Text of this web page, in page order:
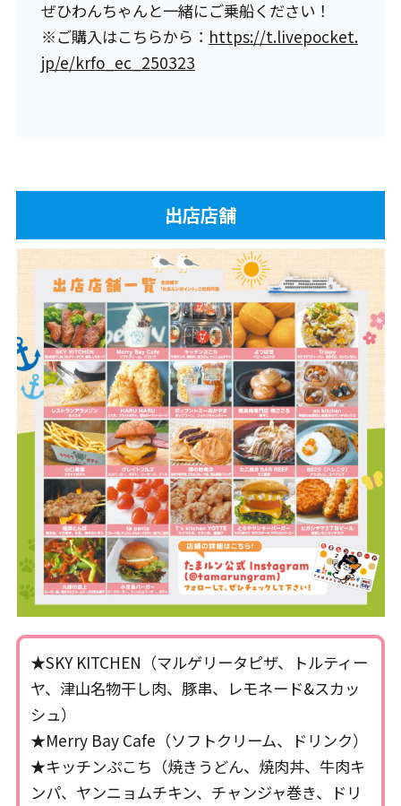
ぜひわんちゃんと一緒にご乗船ください！
※ご購入はこちらから： https://t.livepocket.
jp/e/krfo_ec_250323
出店店舗
★SKY KITCHEN（マルゲリータピザ、トルティー
ヤ、津山名物干し肉、豚串、レモネード&スカッ
シュ）
★Merry Bay Cafe（ソフトクリーム、ドリンク）
★キッチンぷこち（焼きうどん、焼肉丼、牛肉キ
ンパ、ヤンニョムチキン、チャンジャ巻き、ドリ